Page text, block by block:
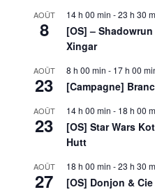
AOÛT
8
14 h 00 min -23 h 30
[OS] –
Xingar
AOÛT
23
8 h 00 min - 17 h 00
[Campagne]
AOÛT
23
14 h 00 min - 18 h 00
[OS] Star Wars
Hutt
AOÛT
27
18 h 00 min -23 h 30
[OS] Donjon &